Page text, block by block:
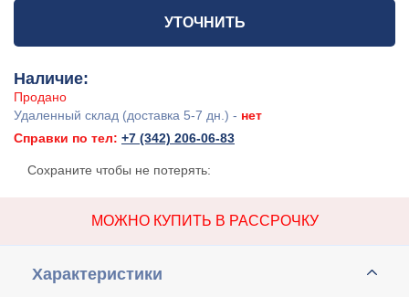
УТОЧНИТЬ
Наличие:
Продано
Удаленный склад (доставка 5-7 дн.) - нет
Справки по тел: +7 (342) 206-06-83
Сохраните чтобы не потерять:
МОЖНО КУПИТЬ В РАССРОЧКУ
Характеристики